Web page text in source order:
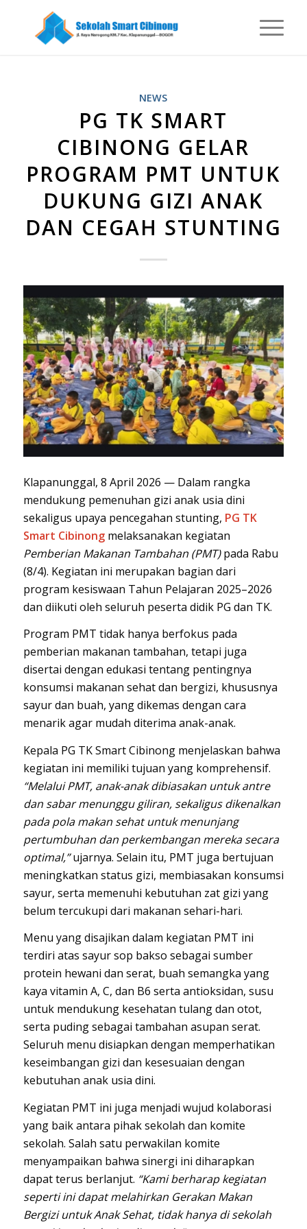
NEWS
PG TK SMART
CIBINONG GELAR
PROGRAM PMT UNTUK
DUKUNG GIZI ANAK
DAN CEGAH STUNTING
Klapanunggal, 8 April 2026 — Dalam rangka
mendukung pemenuhan gizi anak usia dini
sekaligus upaya pencegahan stunting, PG TK
Smart Cibinongmelaksanakan kegiatan
Pemberian Makanan Tambahan (PMT)pada Rabu
(8/4). Kegiatan ini merupakan bagian dari
program kesiswaan Tahun Pelajaran 2025–2026
dan diikuti oleh seluruh peserta didik PG dan TK.
Program PMT tidak hanya berfokus pada
pemberian makanan tambahan, tetapi juga
disertai dengan edukasi tentang pentingnya
konsumsi makanan sehat dan bergizi, khususnya
sayur dan buah, yang dikemas dengan cara
menarik agar mudah diterima anak-anak.
Kepala PG TK Smart Cibinong menjelaskan bahwa
kegiatan ini memiliki tujuan yang komprehensif.
“Melalui PMT, anak-anak dibiasakan untuk antre
dan sabar menunggu giliran, sekaligus dikenalkan
pada pola makan sehat untuk menunjang
pertumbuhan dan perkembangan mereka secara
optimal,”ujarnya. Selain itu, PMT juga bertujuan
meningkatkan status gizi, membiasakan konsumsi
sayur, serta memenuhi kebutuhan zat gizi yang
belum tercukupi dari makanan sehari-hari.
Menu yang disajikan dalam kegiatan PMT ini
terdiri atas sayur sop bakso sebagai sumber
protein hewani dan serat, buah semangka yang
kaya vitamin A, C, dan B6 serta antioksidan, susu
untuk mendukung kesehatan tulang dan otot,
serta puding sebagai tambahan asupan serat.
Seluruh menu disiapkan dengan memperhatikan
keseimbangan gizi dan kesesuaian dengan
kebutuhan anak usia dini.
Kegiatan PMT ini juga menjadi wujud kolaborasi
yang baik antara pihak sekolah dan komite
sekolah. Salah satu perwakilan komite
menyampaikan bahwa sinergi ini diharapkan
dapat terus berlanjut. “Kami berharap kegiatan
seperti ini dapat melahirkan Gerakan Makan
Bergizi untuk Anak Sehat, tidak hanya di sekolah